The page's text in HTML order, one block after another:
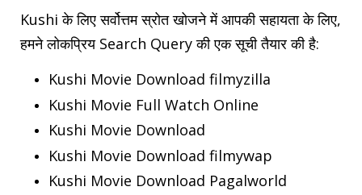
Kushi के लिए सर्वोत्तम स्रोत खोजने में आपकी सहायता के लिए,
हमने लोकप्रिय Search Query की एक सूची तैयार की है:
Kushi Movie Download filmyzilla
Kushi Movie Full Watch Online
Kushi Movie Download
Kushi Movie Download filmywap
Kushi Movie Download Pagalworld